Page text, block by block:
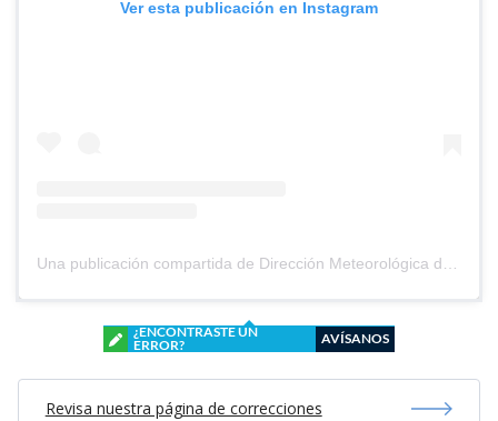
Ver esta publicación en Instagram
Una publicación compartida de Dirección Meteorológica de Chile (@meteochile)
¿ENCONTRASTE UN
ERROR?
AVÍSANOS
Revisa nuestra página de correcciones